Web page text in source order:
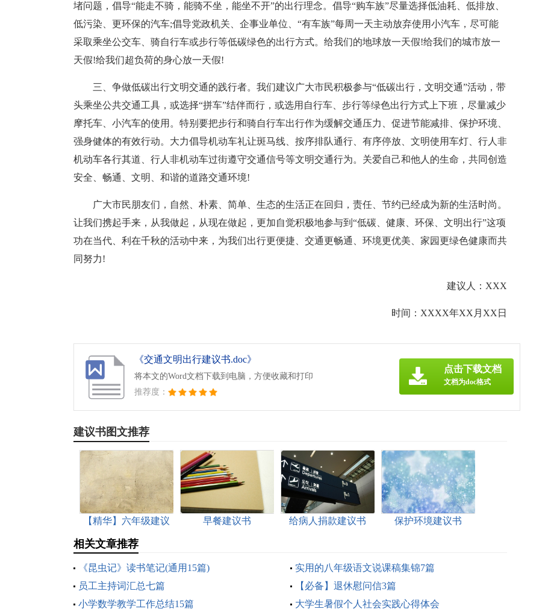
堵问题，倡导“能走不骑，能骑不坐，能坐不开”的出行理念。倡导“购车族”尽量选择低油耗、低排放、
低污染、更环保的汽车;倡导党政机关、企事业单位、“有车族”每周一天主动放弃使用小汽车，尽可能
采取乘坐公交车、骑自行车或步行等低碳绿色的出行方式。给我们的地球放一天假!给我们的城市放一
天假!给我们超负荷的身心放一天假!
三、争做低碳出行文明交通的践行者。我们建议广大市民积极参与“低碳出行，文明交通”活动，带
头乘坐公共交通工具，或选择“拼车”结伴而行，或选用自行车、步行等绿色出行方式上下班，尽量减少
摩托车、小汽车的使用。特别要把步行和骑自行车出行作为缓解交通压力、促进节能减排、保护环境、
强身健体的有效行动。大力倡导机动车礼让斑马线、按序排队通行、有序停放、文明使用车灯、行人非
机动车各行其道、行人非机动车过街遵守交通信号等文明交通行为。关爱自己和他人的生命，共同创造
安全、畅通、文明、和谐的道路交通环境!
广大市民朋友们，自然、朴素、简单、生态的生活正在回归，责任、节约已经成为新的生活时尚。
让我们携起手来，从我做起，从现在做起，更加自觉积极地参与到“低碳、健康、环保、文明出行”这项
功在当代、利在千秋的活动中来，为我们出行更便捷、交通更畅通、环境更优美、家园更绿色健康而共
同努力!
建议人：XXX
时间：XXXX年XX月XX日
《交通文明出行建议书.doc》
将本文的Word文档下载到电脑，方便收藏和打印
推荐度：
点击下载文档
文档为doc格式
建议书图文推荐
【精华】六年级建议
早餐建议书 给病人捐款建议书 保护环境建议书
相关文章推荐
《昆虫记》读书笔记(通用15篇)
实用的八年级语文说课稿集锦7篇
员工主持词汇总七篇
【必备】退休慰问信3篇
小学数学教学工作总结15篇
大学生暑假个人社会实践心得体会